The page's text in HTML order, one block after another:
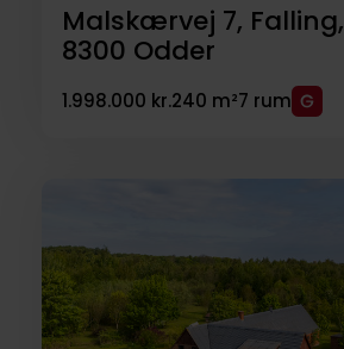
Malskærvej 7, Falling,
8300 Odder
1.998.000 kr.240 m²7 rum